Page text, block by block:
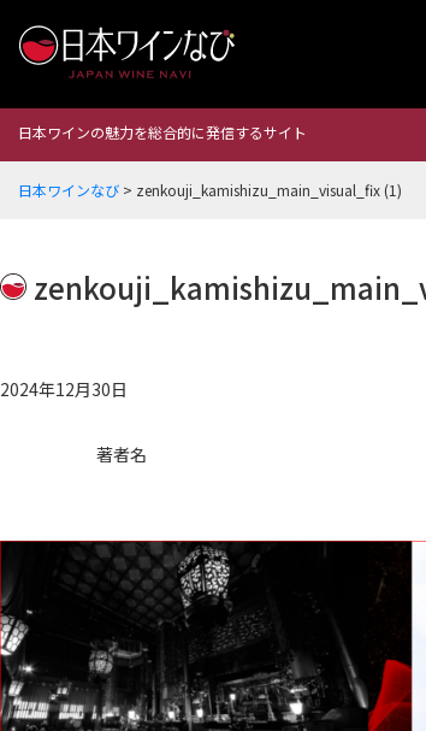
日本ワインの魅力を総合的に発信するサイト
日本ワインなび > zenkouji_kamishizu_main_visual_fix (1)
2024年12月30日
著者名